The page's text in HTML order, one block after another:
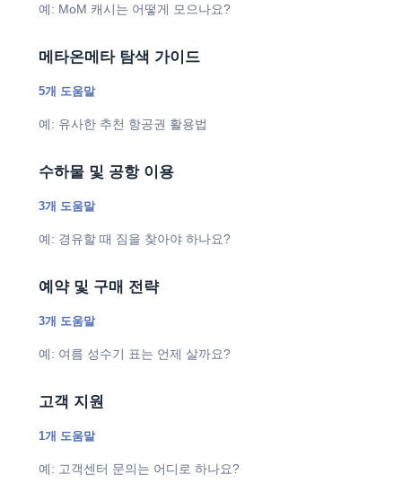
예: MoM 캐시는 어떻게 모으나요?
메타온메타 탐색 가이드
5개 도움말
예: 유사한 추천 항공권 활용법
수하물 및 공항 이용
3개 도움말
예: 경유할 때 짐을 찾아야 하나요?
예약 및 구매 전략
3개 도움말
예: 여름 성수기 표는 언제 살까요?
고객 지원
1개 도움말
예: 고객센터 문의는 어디로 하나요?